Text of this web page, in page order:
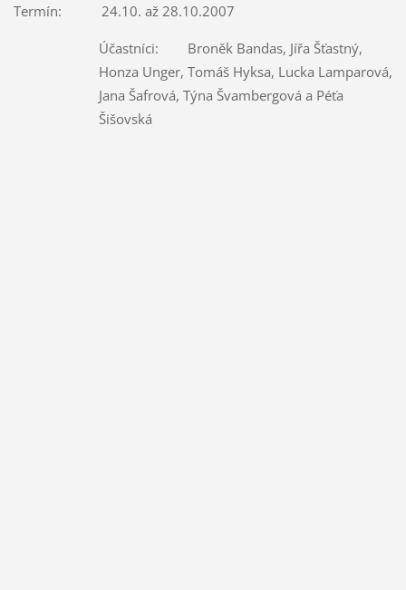
Termín: 24.10. až 28.10.2007
Účastníci: Broněk Bandas, Jířa Šťastný,
Honza Unger, Tomáš Hyksa, Lucka Lamparová,
Jana Šafrová, Týna Švambergová a Péťa
Šišovská